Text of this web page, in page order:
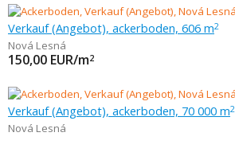
Verkauf (Angebot), ackerboden, 606 m2
Nová Lesná
150,00 EUR/m2
Verkauf (Angebot), ackerboden, 70 000 m2
Nová Lesná